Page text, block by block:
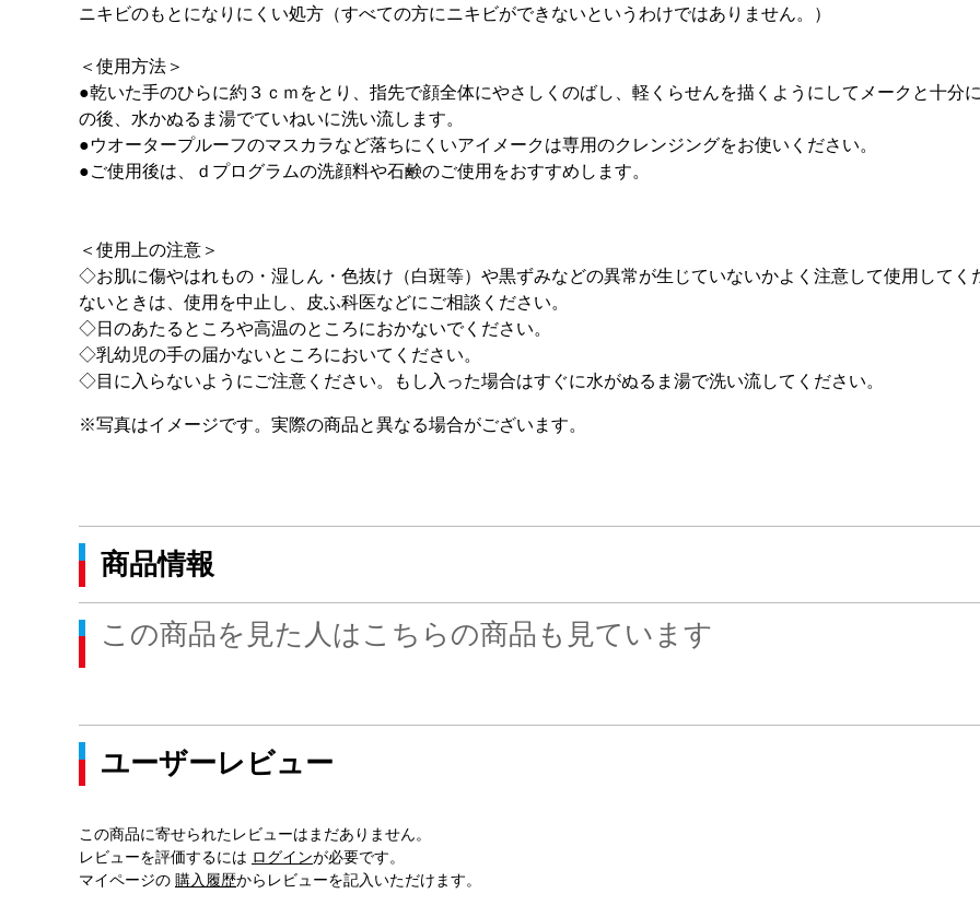
ニキビのもとになりにくい処方（すべての方にニキビができないというわけではありません。）
＜使用方法＞
●乾いた手のひらに約３ｃｍをとり、指先で顔全体にやさしくのばし、軽くらせんを描くようにしてメークと十分
の後、水かぬるま湯でていねいに洗い流します。
●ウオータープルーフのマスカラなど落ちにくいアイメークは専用のクレンジングをお使いください。
●ご使用後は、ｄプログラムの洗顔料や石鹸のご使用をおすすめします。
＜使用上の注意＞
◇お肌に傷やはれもの・湿しん・色抜け（白斑等）や黒ずみなどの異常が生じていないかよく注意して使用してく
ないときは、使用を中止し、皮ふ科医などにご相談ください。
◇日のあたるところや高温のところにおかないでください。
◇乳幼児の手の届かないところにおいてください。
◇目に入らないようにご注意ください。もし入った場合はすぐに水がぬるま湯で洗い流してください。
※写真はイメージです。実際の商品と異なる場合がございます。
商品情報
この商品を見た人はこちらの商品も見ています
ユーザーレビュー
この商品に寄せられたレビューはまだありません。
レビューを評価するには ログインが必要です。
マイページの 購入履歴からレビューを記入いただけます。